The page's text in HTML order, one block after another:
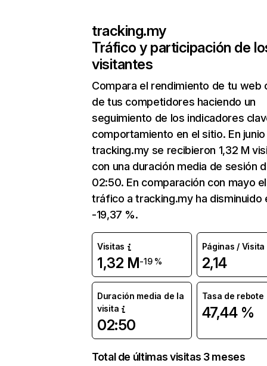
tracking.my
Tráfico y participación de
visitantes
Compara el rendimiento de tu web
de tus competidores haciendo un
seguimiento de los indicadores
comportamiento en el sitio. En junio
tracking.my se recibieron 1,32 M
con una duración media de sesión
02:50. En comparación con mayo el
tráfico a tracking.my ha disminuido
-19,37 %.
Visitas
1,32 M-19 %
Páginas / Visita
2,14
Duración media de la
visita
02:50
Tasa de rebote
47,44 %
Total de últimas visitas 3 meses